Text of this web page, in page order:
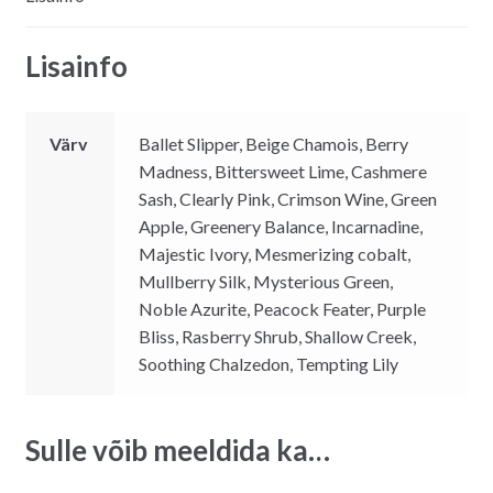
Lisainfo
Värv
Ballet Slipper, Beige Chamois, Berry
Madness, Bittersweet Lime, Cashmere
Sash, Clearly Pink, Crimson Wine, Green
Apple, Greenery Balance, Incarnadine,
Majestic Ivory, Mesmerizing cobalt,
Mullberry Silk, Mysterious Green,
Noble Azurite, Peacock Feater, Purple
Bliss, Rasberry Shrub, Shallow Creek,
Soothing Chalzedon, Tempting Lily
Sulle võib meeldida ka…